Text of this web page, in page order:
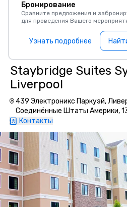
Бронирование
Сравните предложения и
для проведения Вашего
Узнать подробнее
Staybridge Suites
Liverpool
439 Электроникс Паркуэй,
Соединённые Штаты Америки,
Контакты